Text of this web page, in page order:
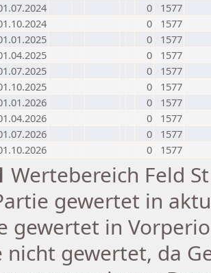
0
1577
0
1577
0
1577
0
1577
0
1577
0
1577
0
1577
0
1577
0
1577
0 1577
Wertebereich Feld
gewertet in
gewertet in
nicht gewertet, da